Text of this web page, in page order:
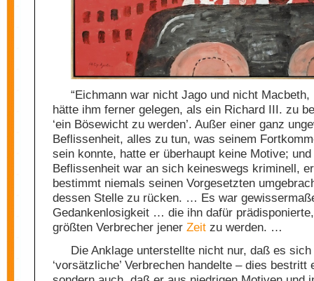
“Eichmann war nicht Jago und nicht
hätte ihm ferner gelegen, als ein Richard III. zu
‘ein Bösewicht zu werden’. Außer einer ganz
Beflissenheit, alles zu tun, was seinem
sein konnte, hatte er überhaupt keine Motive;
Beflissenheit war an sich keineswegs kriminell,
bestimmt niemals seinen Vorgesetzten
dessen Stelle zu rücken. … Es war
Gedankenlosigkeit … die ihn dafür
größten Verbrecher jener Zeit zu werden. …
Die Anklage unterstellte nicht nur, daß es sich
‘vorsätzliche’ Verbrechen handelte – dies bestritt